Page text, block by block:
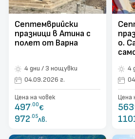
поверителност
Септемврийски
празници в Атина с
полет от Варна
4 дни / 3 нощувки
04.09.2026 г.
Цена на човек
497.00€
972 .05лв.
о.
Цена
563